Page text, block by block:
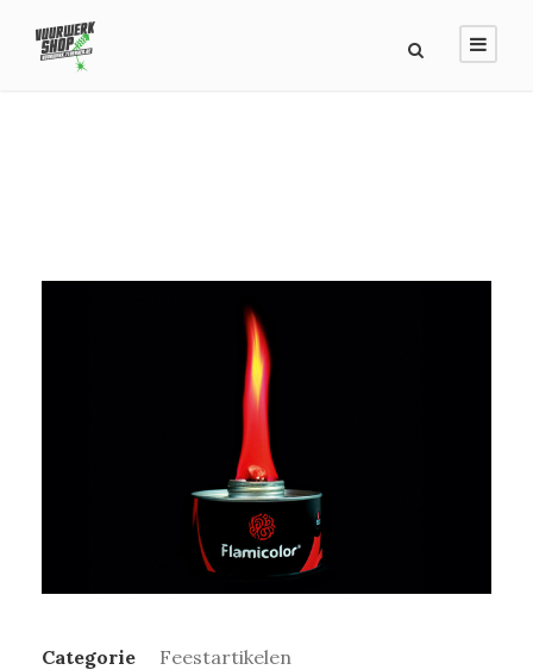
Categorie Feestartikelen